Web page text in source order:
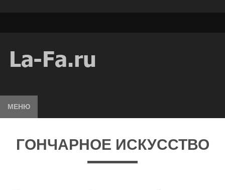
МЕНЮ
ГОНЧАРНОЕ ИСКУССТВО